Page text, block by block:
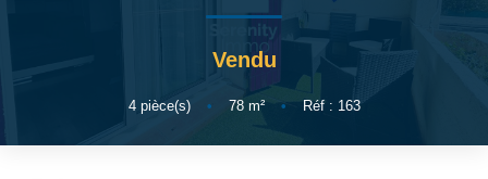
NOTRE AGENCE
Qui Sommes Nous
Vendu
4pièce(s) • 78m² • Réf : 163